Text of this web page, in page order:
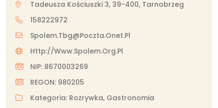
Tadeusza Kościuszki 3, 39-400, Tarnobrzeg
158222972
Spolem.tbg@poczta.onet.pl
Http://www.spolem.org.pl
NIP: 8670003269
REGON: 980205
Kategoria: Rozrywka, Gastronomia